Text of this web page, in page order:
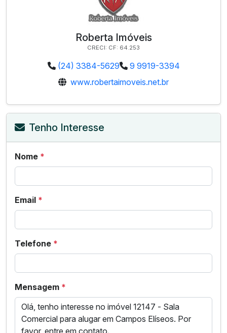
Roberta Imóveis
CRECI: CF: 64.253
(24) 3384-5629
9 9919-3394
www.robertaimoveis.net.br
Tenho Interesse
Nome *
Email *
Telefone *
Mensagem *